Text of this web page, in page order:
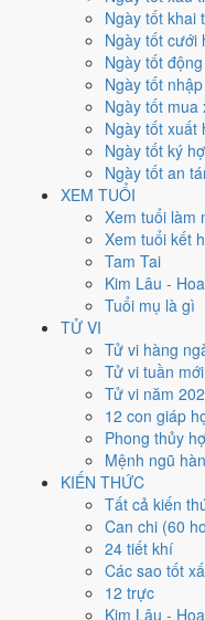
Ngày tốt khai
Ngày tốt cưới
Ngày tốt
Ngày tốt
Ngày tốt mua
Ngày tốt xuất
Ngày tốt ký
Ngày tốt an
XEM TUỔI
Xem tuổi làm
Xem tuổi kết
Tam Tai
Kim Lâu -
Tuổi mụ là gì
TỬ VI
Tử vi hàng
Tử vi tuần mới
Tử vi năm
12 con giáp
Phong thủy
Mệnh ngũ
KIẾN THỨC
Tất cả kiến
Can chi (60
24 tiết khí
Các sao tốt
12 trực
Kim Lâu -
Tháng 12 năm 2028
Tháng 10 âm năm 2028
Giáp Tý
Mậu Thân
Ngày Giáp Tuất có TrựcBế
Kim Quỹ hoàng đạo. Điểm
Ngày Hung
, cần thận
Dần, Ngọ, Mãohợp
Ngày 15/12/2028 chỉ đạt
đây tốt hơnđể thay thế,
Ngày 15/12/
việc gì?